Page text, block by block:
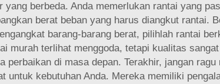
berbeda. Anda memerlukan rantai yang
berat beban yang harus diangkut rantai.
barang-barang berat, pilihlah rantai
murah terlihat menggoda, tetapi kualitas
di masa depan. Terakhir, jangan ragu
kebutuhan Anda. Mereka memiliki